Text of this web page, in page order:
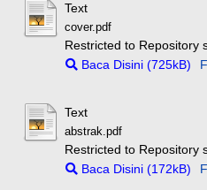
Text
cover.pdf
Restricted to Repository
Baca Disini (725kB)
Text
abstrak.pdf
Restricted to Repository
Baca Disini (172kB)